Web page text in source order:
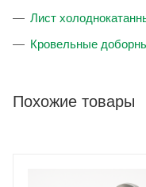
Лист
Кровельные
Похожие товары